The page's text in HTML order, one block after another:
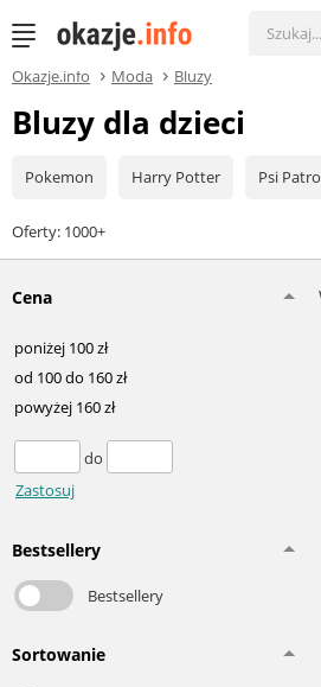
Okazje.info Moda Bluzy
Bluzy dla dzieci
Pokemon Harry Potter Psi
Oferty: 1000+
Cena
poniżej 100 zł
od 100 do 160 zł
powyżej 160 zł
do
Zastosuj
Bestsellery
Bestsellery
Sortowanie